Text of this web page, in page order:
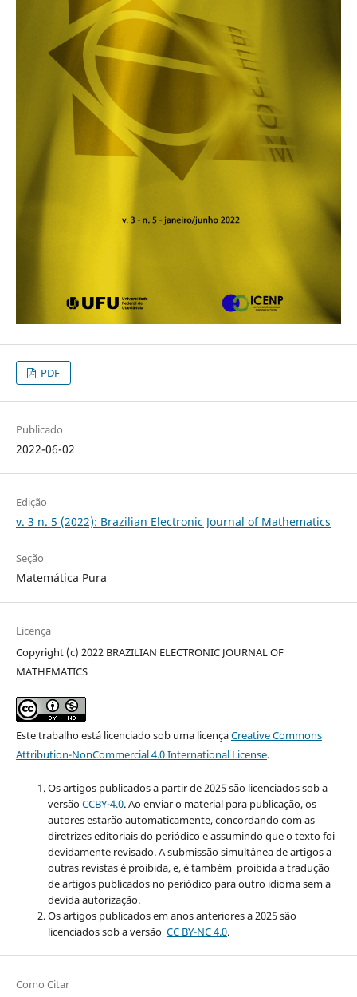
PDF
Publicado
2022-06-02
Edição
v. 3 n. 5 (2022): Brazilian Electronic Journal of Mathematics
Seção
Matemática Pura
Licença
Copyright (c) 2022 BRAZILIAN ELECTRONIC JOURNAL OF
MATHEMATICS
Este trabalho está licenciado sob uma licençaCreative Commons
Attribution-NonCommercial 4.0 International License.
Os artigos publicados a partir de 2025 são licenciados sob a
versãoCCBY-4.0. Ao enviar o material para publicação, os
autores estarão automaticamente, concordando com as
diretrizes editoriais do periódico e assumindo que o texto foi
devidamente revisado. A submissão simultânea de artigos a
outras revistas é proibida, e, é também proibida a tradução
de artigos publicados no periódico para outro idioma sem a
devida autorização.
Os artigos publicados em anos anteriores a 2025 são
licenciados sob a versão CC BY-NC 4.0.
Como Citar